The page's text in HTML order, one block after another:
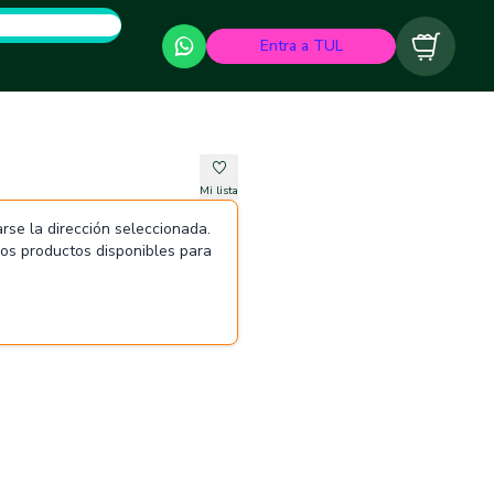
Entra a TUL Carrito
Mi lista
la dirección seleccionada.
productos disponibles para